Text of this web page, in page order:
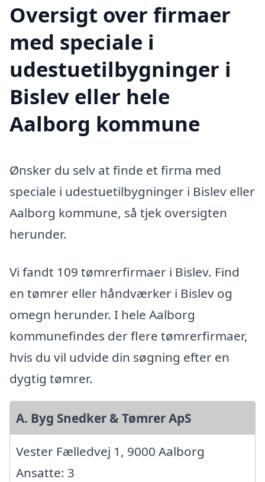
Oversigt over firmaer
med speciale i
udestuetilbygninger i
Bislev eller hele
Aalborg kommune
Ønsker du selv at finde et firma med
speciale i udestuetilbygninger i Bislev eller
Aalborg kommune, så tjek oversigten
herunder.
Vi fandt 109 tømrerfirmaer i Bislev. Find
en tømrer eller håndværker i Bislev og
omegn herunder. I hele Aalborg
kommunefindes der flere tømrerfirmaer,
hvis du vil udvide din søgning efter en
dygtig tømrer.
A. Byg Snedker & Tømrer ApS
Vester Fælledvej 1, 9000 Aalborg
Ansatte: 3